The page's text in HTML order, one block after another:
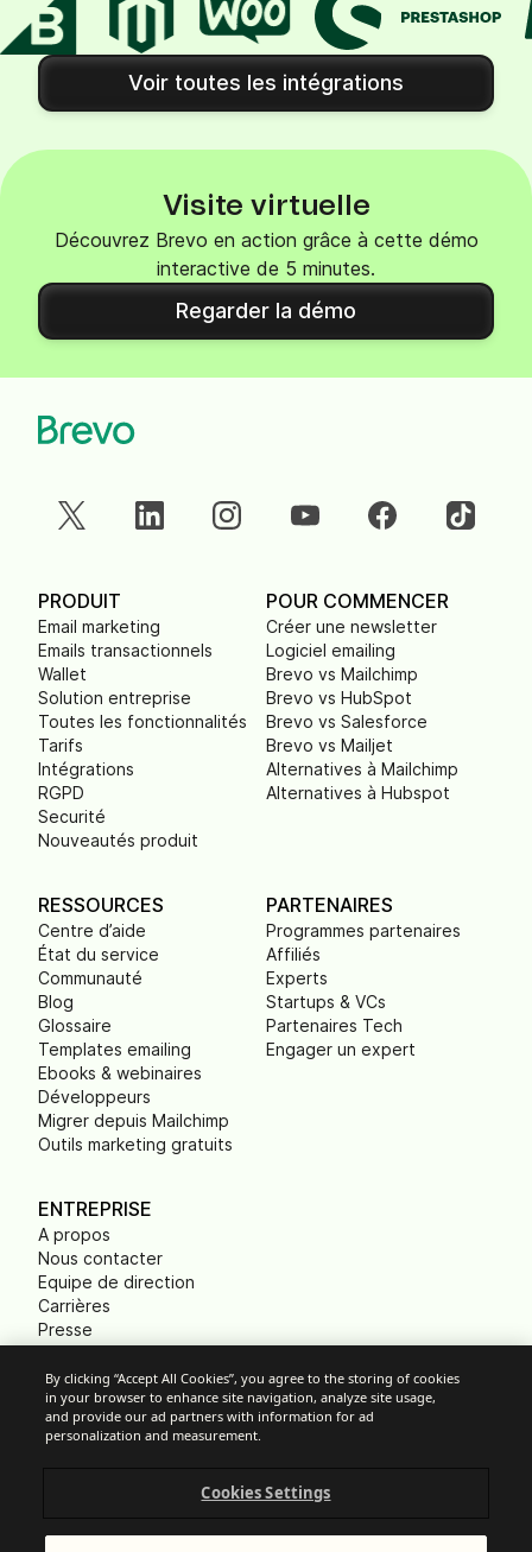
Voir toutes les intégrations
Visite virtuelle
Découvrez Brevo en action grâce à cette démo
interactive de 5 minutes.
Regarder la démo
PRODUIT
Email marketing
Emails transactionnels
Wallet
Solution entreprise
Toutes les fonctionnalités
Tarifs
Intégrations
RGPD
Securité
Nouveautés produit
POUR COMMENCER
Créer une newsletter
Logiciel emailing
Brevo vs Mailchimp
Brevo vs HubSpot
Brevo vs Salesforce
Brevo vs Mailjet
Alternatives à Mailchimp
Alternatives à Hubspot
RESSOURCES
Centre d’aide
État du service
Communauté
Blog
Glossaire
Templates emailing
Ebooks & webinaires
Développeurs
Migrer depuis Mailchimp
Outils marketing gratuits
PARTENAIRES
Programmes partenaires
Affiliés
Experts
Startups & VCs
Partenaires Tech
Engager un expert
ENTREPRISE
A propos
Nous contacter
Equipe de direction
Carrières
Presse
Empreinte carbone
ONG
Paramètres des cookies
By clicking “Accept All Cookies”, you agree to the storing of cookies
in your browser to enhance site navigation, analyze site usage,
and provide our ad partners with information for ad
personalization and measurement.
Cookies Settings